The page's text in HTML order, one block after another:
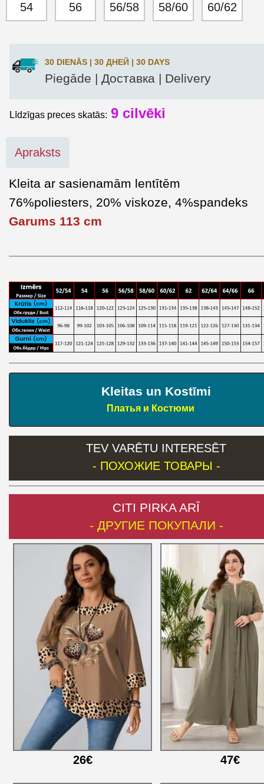
54 56 56/58 58/60 60/62
30 DIENĀS | 30 ДНЕЙ | 30 DAYS
Piegāde | Доставка | Delivery
Līdzīgas preces skatās: 9 cilvēki
Apraksts
Kleita ar sasienamām lentītēm
76%poliesters, 20% viskoze, 4%spandeks
Garums 113 cm
Kleitas un Kostīmi
Платья и Костюми
TEV VARĒTU INTERESĒT
- ПОХОЖИЕ ТОВАРЫ -
CITI PIRKA ARĪ
- ДРУГИЕ ПОКУПАЛИ -
26€ 47€